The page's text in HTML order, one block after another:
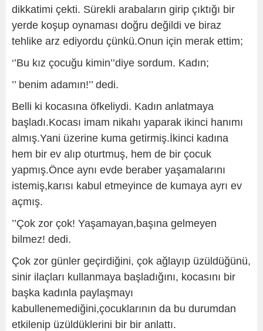
dikkatimi çekti. Sürekli arabaların girip çıktığı bir
yerde koşup oynaması doğru değildi ve biraz
tehlike arz ediyordu çünkü.Onun için merak ettim;
‘’Bu kız çocuğu kimin’’diye sordum. Kadın;
’’ benim adamın!’’ dedi.
Belli ki kocasına öfkeliydi. Kadın anlatmaya
başladı.Kocası imam nikahı yaparak ikinci hanımı
almış.Yani üzerine kuma getirmiş.İkinci kadına
hem bir ev alıp oturtmuş, hem de bir çocuk
yapmış.Önce aynı evde beraber yaşamalarını
istemiş,karısı kabul etmeyince de kumaya ayrı ev
açmış.
’’Çok zor çok! Yaşamayan,başına gelmeyen
bilmez! dedi.
Çok zor günler geçirdiğini, çok ağlayıp üzüldüğünü,
sinir ilaçları kullanmaya başladığını, kocasını bir
başka kadınla paylaşmayı
kabullenemediğini,çocuklarının da bu durumdan
etkilenip üzüldüklerini bir bir anlattı.